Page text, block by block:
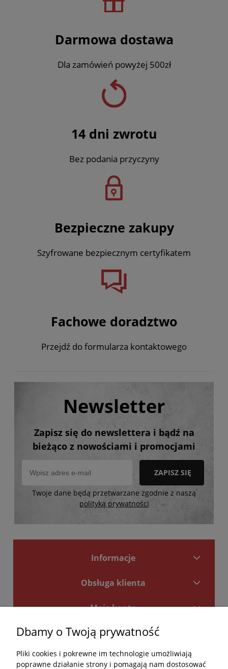
Darmowa dostawa
Dla zamówień powyżej 500zł
14 dni zwrotu
Bez podania przyczyny
Bezpieczne zakupy
Szyfrowane bezpiecznym certyfikatem
Fachowe doradztwo
Przejdź do formularza kontaktowego
Newsletter
Zapisz się do newslettera i bądź na
bieżąco z nowościami i promocjami
ZAPISZ SIĘ
Twoje dane będą przetwarzane zgodnie z naszą
polityką prywatności
Informacje
Obsługa klienta
Moje konto
Płatności i dostawa
Kontakt
Dbamy o Twoją prywatność
Pliki cookies i pokrewne im technologie umożliwiają
poprawne działanie strony i pomagają nam dostosować